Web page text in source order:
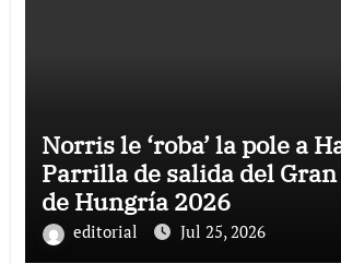
Norris le ‘roba’ la pole a
Parrilla de salida del
de Hungría 2026
editorial Jul 25, 2026